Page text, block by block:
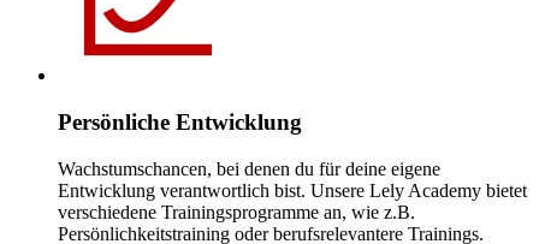
Persönliche Entwicklung
Wachstumschancen, bei denen du für deine eigene
Entwicklung verantwortlich bist. Unsere Lely Academy bietet
verschiedene Trainingsprogramme an, wie z.B.
Persönlichkeitstraining oder berufsrelevantere Trainings.